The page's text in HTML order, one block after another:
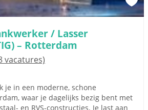
/ Lasser
– Rotterdam
vacatures)
je in een moderne, schone
waar je dagelijks bezig bent met
en RVS-constructies. Je last aan